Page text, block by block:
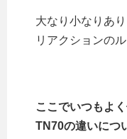
大なり小なりあ
リアクションのル
ここでいつもよ
TN70の違いにつ